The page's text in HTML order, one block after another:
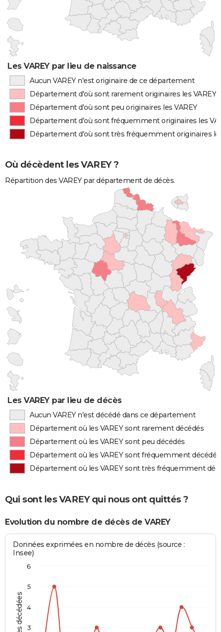
Les VAREY par lieu de naissance
Aucun VAREY n'est originaire de ce département
Département d'où sont rarement originaires les VAREY
Département d'où sont peu originaires les VAREY
Département d'où sont fréquemment originaires les
Département d'où sont très fréquemment originaires
Où décèdent les VAREY ?
Répartition des VAREY par département de décès.
Les VAREY par lieu de décès
Aucun VAREY n'est décédé dans ce département
Département où les VAREY sont rarement décédés
Département où les VAREY sont peu décédés
Département où les VAREY sont fréquemment décédés
Département où les VAREY sont très fréquemment
Qui sont les VAREY qui nous ont quittés ?
Evolution du nombre de décès de VAREY
Données exprimées en nombre de décès (source :
Insee)
3
4
5
6